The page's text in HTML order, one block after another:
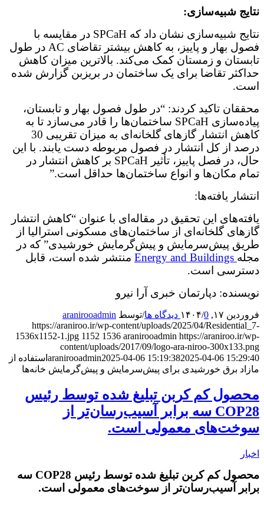
نتایج شبیه‌سازی:
نتایج شبیه‌سازی نشان داد که SPCaH در مقایسه با
فصول بهار و پاییز، به کاهش بیشتر تقاضای AC در طول
تابستان و زمستان کمک می‌کند. بالاترین میزان کاهش
حداکثر تقاضا برای یک ساختمان در بریزبن گزارش شده
است.
محققان تاکید کردند: “در طول فصول بهار و تابستان،
پیاده‌سازی SPCaH ساختمان‌ها را قادر می‌سازد تا به
کاهش انتشار گازهای گلخانه‌ای به میزان تقریبی 30
درصد از کل انتشار در فصول مربوطه دست یابند. با این
حال، در فصل پاییز، تأثیر SPCaH بر کاهش انتشار در
تمام مکان‌ها و انواع ساختمان‌ها حداقل است.”
انتشار یافته‌ها:
یافته‌های این تحقیق در مقاله‌ای با عنوان “کاهش انتشار
گازهای گلخانه‌ای از ساختمان‌های مسکونی استرالیا از
طریق پیش‌سرمایش و پیش‌گرمایش خورشیدی” که در
مجله
منتشر شده است، قابل
دسترسی است.
نویسنده: دپارتمان خبری آرا نیرو
فروردین ۱۷, ۱۴۰۴ /0 دیدگاه ها /توسط aranirooadmin
https://araniroo.ir/wp-content/uploads/2025/04/Residential_7-
1536x1152-1.jpg 1152 1536 aranirooadmin https://araniroo.ir/wp-
content/uploads/2017/09/logo-ara-niroo-300x133.png
aranirooadmin2025-04-06 15:19:382025-04-06 15:29:40
استفاده از
مازاد برق خورشیدی برای پیش‌سرمایش و پیش‌گرمایش خانه‌ها
محصول کم کربن تبلیغ شده توسط رئیس
COP28 سه برابر آسیب‌رسان‌تر از
سوخت‌های معمولی است.
اخبار
محصول کم کربن تبلیغ شده توسط رئیس COP28 سه
برابر آسیب‌رسان‌تر از سوخت‌های معمولی است.